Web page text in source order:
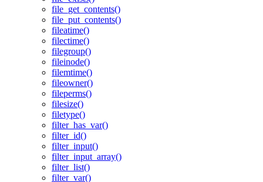
file_get_contents()
file_put_contents()
fileatime()
filectime()
filegroup()
fileinode()
filemtime()
fileowner()
fileperms()
filesize()
filetype()
filter_has_var()
filter_id()
filter_input()
filter_input_array()
filter_list()
filter_var()